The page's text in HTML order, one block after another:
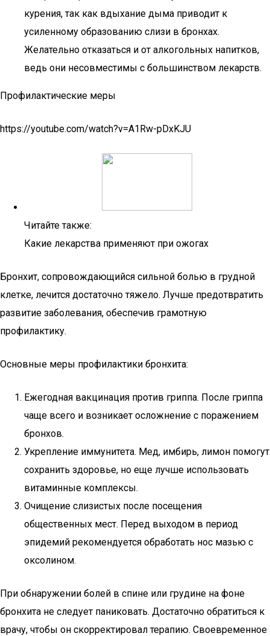
курения, так как вдыхание дыма приводит к
усиленному образованию слизи в бронхах.
Желательно отказаться и от алкогольных напитков,
ведь они несовместимы с большинством лекарств.
Профилактические меры
https://youtube.com/watch?v=A1Rw-pDxKJU
Читайте также:
Какие лекарства применяют при ожогах
Бронхит, сопровождающийся сильной болью в грудной
клетке, лечится достаточно тяжело. Лучше предотвратить
развитие заболевания, обеспечив грамотную
профилактику.
Основные меры профилактики бронхита:
Ежегодная вакцинация против гриппа. После гриппа
чаще всего и возникает осложнение с поражением
бронхов.
Укрепление иммунитета. Мед, имбирь, лимон помогут
сохранить здоровье, но еще лучше использовать
витаминные комплексы.
Очищение слизистых после посещения
общественных мест. Перед выходом в период
эпидемий рекомендуется обработать нос мазью с
оксолином.
При обнаружении болей в спине или грудине на фоне
бронхита не следует паниковать. Достаточно обратиться к
врачу, чтобы он скорректировал терапию. Своевременное